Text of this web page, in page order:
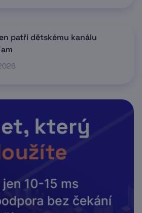
patří dětskému kanálu